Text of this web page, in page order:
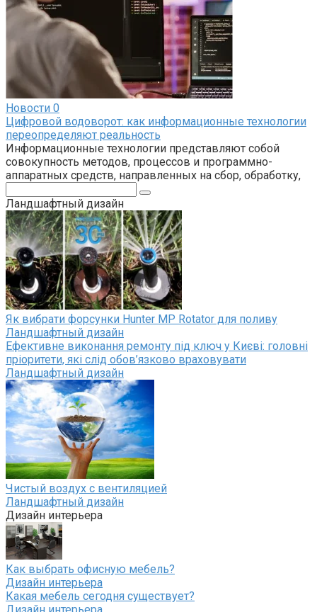
Новости 0
Цифровой водоворот: как информационные технологии
переопределяют реальность
Информационные технологии представляют собой
совокупность методов, процессов и программно-
аппаратных средств, направленных на сбор, обработку,
Ландшафтный дизайн
Як вибрати форсунки Hunter MP Rotator для поливу
Ландшафтный дизайн
Ефективне виконання ремонту під ключ у Києві: головні
пріоритети, які слід обов’язково враховувати
Ландшафтный дизайн
Чистый воздух с вентиляцией
Ландшафтный дизайн
Дизайн интерьера
Как выбрать офисную мебель?
Дизайн интерьера
Какая мебель сегодня существует?
Дизайн интерьера